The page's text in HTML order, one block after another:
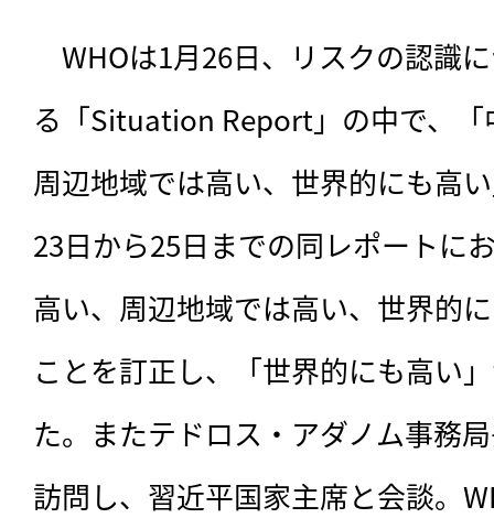
WHOは1月26日、リスクの認識
る「Situation Report」の中で、「
周辺地域では高い、世界的にも高
23日から25日までの同レポートに
高い、周辺地域では高い、世界的
ことを訂正し、「世界的にも高い
た。またテドロス・アダノム事務
訪問し、習近平国家主席と会談。